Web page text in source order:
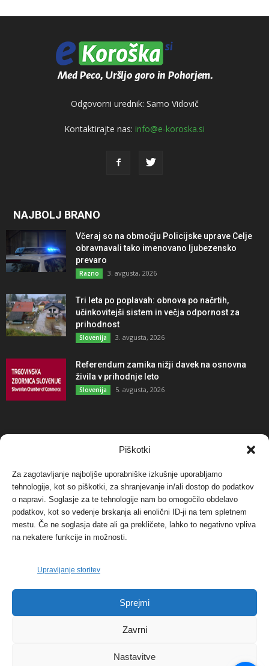
Piškotki
Za zagotavljanje najboljše uporabniške izkušnje uporabljamo
tehnologije, kot so piškotki, za shranjevanje in/ali dostop do podatkov
o napravi. Soglasje za te tehnologije nam bo omogočilo obdelavo
podatkov, kot so vedenje brskanja ali enolični ID-ji na tem spletnem
mestu. Če ne soglasja date ali ga prekličete, lahko to negativno vpliva
na nekatere funkcije in možnosti.
Upravljanje storitev
Sprejmi
Zavrni
Nastavitve
Odgovorni urednik: Samo Vidovič
Kontaktirajte nas: info@e-koroska.si
NAJBOLJ BRANO
Včeraj so na območju Policijske uprave Celje
obravnavali tako imenovano ljubezensko
prevaro
Razno 3. avgusta, 2026
Tri leta po poplavah: obnova po načrtih,
učinkovitejši sistem in večja odpornost za
prihodnost
Slovenija 3. avgusta, 2026
Referendum zamika nižji davek na osnovna
živila v prihodnje leto
Slovenija 5. avgusta, 2026
NAJBOLJ KOMENTIRANO
Protest proti vetrnim elektrarnam na Ojstrici, v
svetu pa vedno bolj...
Dogodki 12. maja, 2017
Tožilstvo v Celovcu v korist elektrarnam
Verbund
FOTO: Razstava cvetličarskega mojstra Andreja
Dogodki 27. novembra, 2017